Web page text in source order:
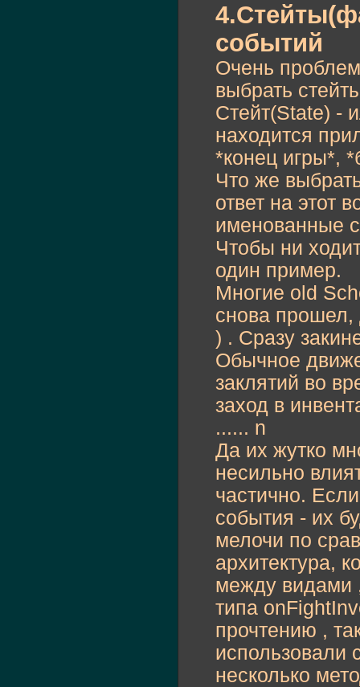
событий
Очень
выбрать
Стейт(State) -
находится
*конец игры*,
Что же
ответ на этот
именованные
Чтобы ни
один пример.
Многие old
снова прошел,
) . Сразу
Обычное
заклятий во
заход в
...... n
Да их жутко
несильно
частично.
события - их
мелочи по
архитектура,
между видами
типа
прочтению ,
использовали
несколько